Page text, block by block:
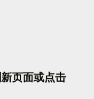
新页面或点击